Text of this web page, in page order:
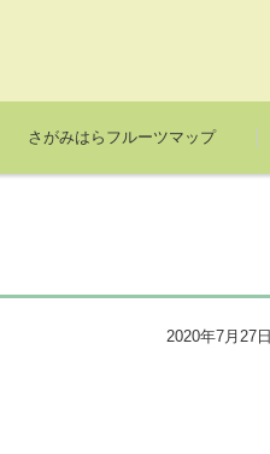
さがみはらフルーツマップ
2020年7月27日